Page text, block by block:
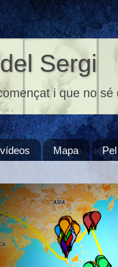
Sergi
i que no sé
Mapa